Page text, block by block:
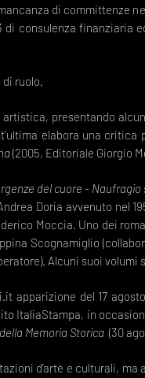
di committenze
di consulenza finanziaria
ruolo.
presentando
elabora una
(2005, Editoriale Giorgio
del cuore - Naufragio
Doria avvenuto nel
Moccia. Uno dei
Scognamiglio
Alcuni suoi volumi
apparizione del 17
ItaliaStampa, in
Memoria Storica (30
d’arte e culturali,